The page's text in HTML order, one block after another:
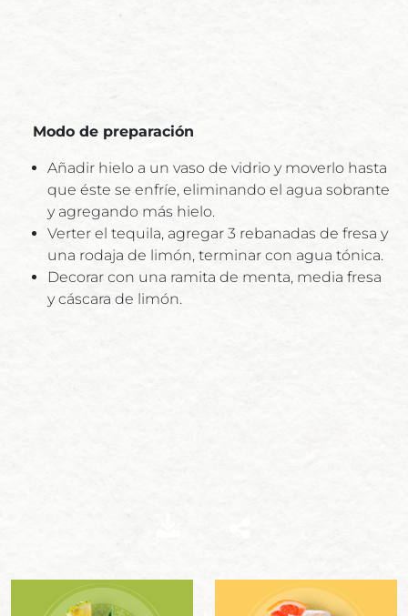
Modo de preparación
Añadir hielo a un vaso de vidrio y moverlo hasta
que éste se enfríe, eliminando el agua sobrante
y agregando más hielo.
Verter el tequila, agregar 3 rebanadas de fresa y
una rodaja de limón, terminar con agua tónica.
Decorar con una ramita de menta, media fresa
y cáscara de limón.